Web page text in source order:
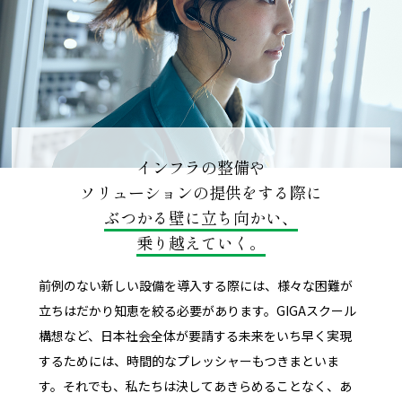
インフラの整備や
ソリューションの提供をする際に
ぶつかる壁に立ち向かい、
乗り越えていく。
前例のない新しい設備を導入する際には、様々な困難が
立ちはだかり知恵を絞る必要があります。GIGAスクール
構想など、日本社会全体が要請する未来をいち早く実現
するためには、時間的なプレッシャーもつきまといま
す。それでも、私たちは決してあきらめることなく、あ